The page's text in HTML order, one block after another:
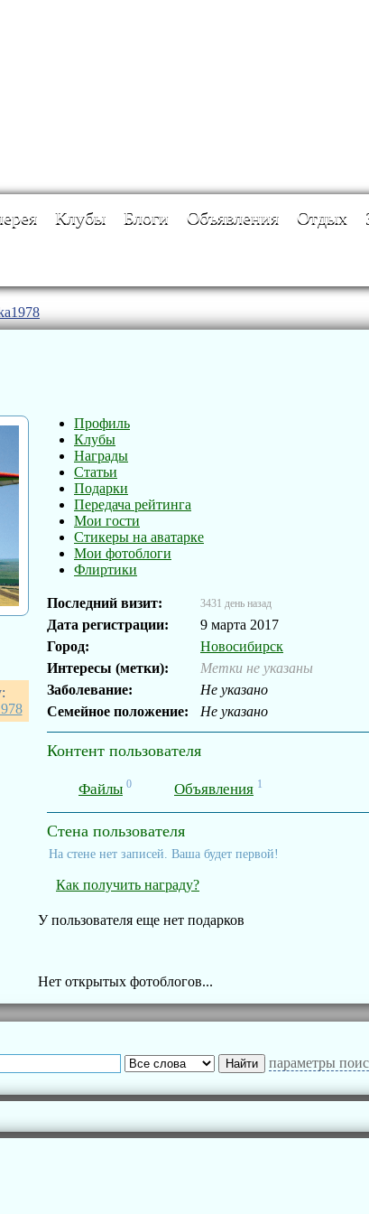
Клубы Блоги Объявления Отдых
Профиль
Клубы
Награды
Статьи
Подарки
Передача рейтинга
Мои гости
Стикеры на аватарке
Мои фотоблоги
Флиртики
Последний визит: 3431 день назад
Дата регистрации:
9 марта 2017
Город:
Новосибирск
Интересы (метки):
Метки не указаны
Заболевание:
Не указано
Семейное положение:
Не указано
Контент пользователя
Файлы 0 Объявления 1
Стена пользователя
На стене нет записей. Ваша будет первой!
Как получить награду?
У пользователя еще нет подарков
Нет открытых фотоблогов...
параметры